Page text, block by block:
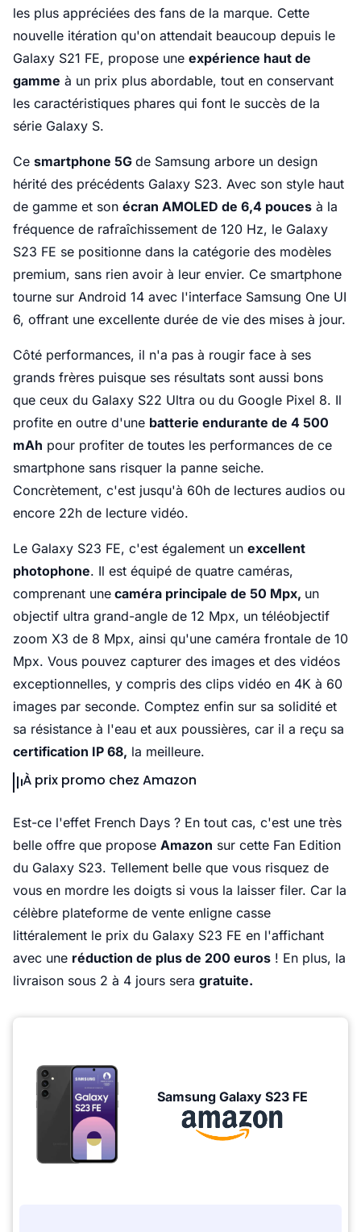
les plus appréciées des fans de la marque. Cette
nouvelle itération qu'on attendait beaucoup depuis le
Galaxy S21 FE, propose une expérience haut de
gamme à un prix plus abordable, tout en conservant
les caractéristiques phares qui font le succès de la
série Galaxy S.
Ce smartphone 5G de Samsung arbore un design
hérité des précédents Galaxy S23. Avec son style haut
de gamme et son écran AMOLED de 6,4 pouces à la
fréquence de rafraîchissement de 120 Hz, le Galaxy
S23 FE se positionne dans la catégorie des modèles
premium, sans rien avoir à leur envier. Ce smartphone
tourne sur Android 14 avec l'interface Samsung One UI
6, offrant une excellente durée de vie des mises à jour.
Côté performances, il n'a pas à rougir face à ses
grands frères puisque ses résultats sont aussi bons
que ceux du Galaxy S22 Ultra ou du Google Pixel 8. Il
profite en outre d'une batterie endurante de 4 500
mAh pour profiter de toutes les performances de ce
smartphone sans risquer la panne seiche.
Concrètement, c'est jusqu'à 60h de lectures audios ou
encore 22h de lecture vidéo.
Le Galaxy S23 FE, c'est également un excellent
photophone. Il est équipé de quatre caméras,
comprenant une caméra principale de 50 Mpx, un
objectif ultra grand-angle de 12 Mpx, un téléobjectif
zoom X3 de 8 Mpx, ainsi qu'une caméra frontale de 10
Mpx. Vous pouvez capturer des images et des vidéos
exceptionnelles, y compris des clips vidéo en 4K à 60
images par seconde. Comptez enfin sur sa solidité et
sa résistance à l'eau et aux poussières, car il a reçu sa
certification IP 68, la meilleure.
À prix promo chez Amazon
Est-ce l'effet French Days ? En tout cas, c'est une très
belle offre que propose Amazon sur cette Fan Edition
du Galaxy S23. Tellement belle que vous risquez de
vous en mordre les doigts si vous la laisser filer. Car la
célèbre plateforme de vente enligne casse
littéralement le prix du Galaxy S23 FE en l'affichant
avec une réduction de plus de 200 euros ! En plus, la
livraison sous 2 à 4 jours sera gratuite.
Samsung Galaxy S23 FE